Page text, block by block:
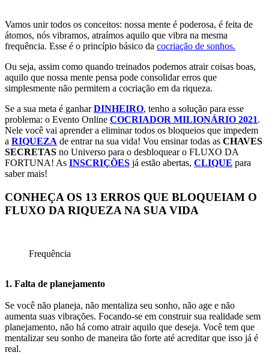
Vamos unir todos os conceitos: nossa mente é poderosa, é feita de
átomos, nós vibramos, atraímos aquilo que vibra na mesma
frequência. Esse é o princípio básico da cocriação de sonhos.
Ou seja, assim como quando treinados podemos atrair coisas boas,
aquilo que nossa mente pensa pode consolidar erros que
simplesmente não permitem a cocriação em da riqueza.
Se a sua meta é ganharDINHEIRO, tenho a solução para esse
problema: o Evento Online COCRIADOR MILIONÁRIO 2021.
Nele você vai aprender a eliminar todos os bloqueios que impedem
a RIQUEZA de entrar na sua vida! Vou ensinar todas as CHAVES
SECRETAS no Universo para o desbloquear o FLUXO DA
FORTUNA! As INSCRIÇÕES já estão abertas, CLIQUE para
saber mais!
CONHEÇA OS 13 ERROS QUE BLOQUEIAM O
FLUXO DA RIQUEZA NA SUA VIDA
Frequência
1. Falta de planejamento
Se você não planeja, não mentaliza seu sonho, não age e não
aumenta suas vibrações. Focando-se em construir sua realidade sem
planejamento, não há como atrair aquilo que deseja. Você tem que
mentalizar seu sonho de maneira tão forte até acreditar que isso já é
real.